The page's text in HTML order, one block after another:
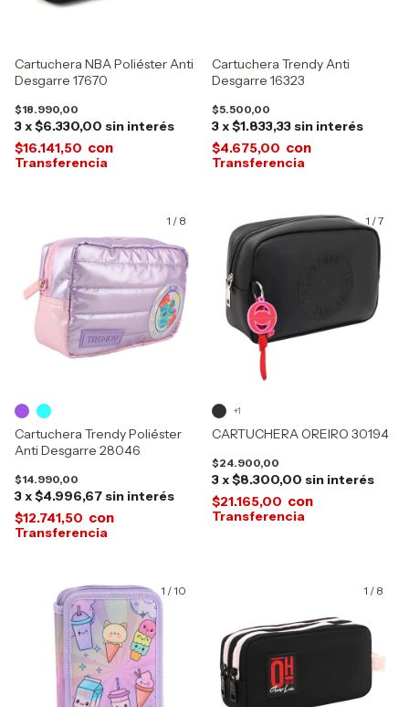
Cartuchera NBA Poliéster Anti
Desgarre 17670
$18.990,00
3x$6.330,00 sin interés
$16.141,50 con
Cartuchera Trendy Anti
Desgarre 16323
$5.500,00
3x$1.833,33 sin interés
$4.675,00 con
1 / 8
Cartuchera Trendy Poliéster
Anti Desgarre 28046
$14.990,00
3x$4.996,67 sin interés
$12.741,50 con
1 /7
CARTUCHERA OREIRO 30194
$24.900,00
3x$8.300,00 sin interés
$21.165,00 con
+1
1 /10 1 / 8